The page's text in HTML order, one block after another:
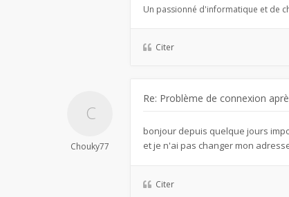
Un passionné d'informatique et de
Citer
Chouky77
Re: Problème de connexion
bonjour depuis quelque jours
et je n'ai pas changer mon
Citer